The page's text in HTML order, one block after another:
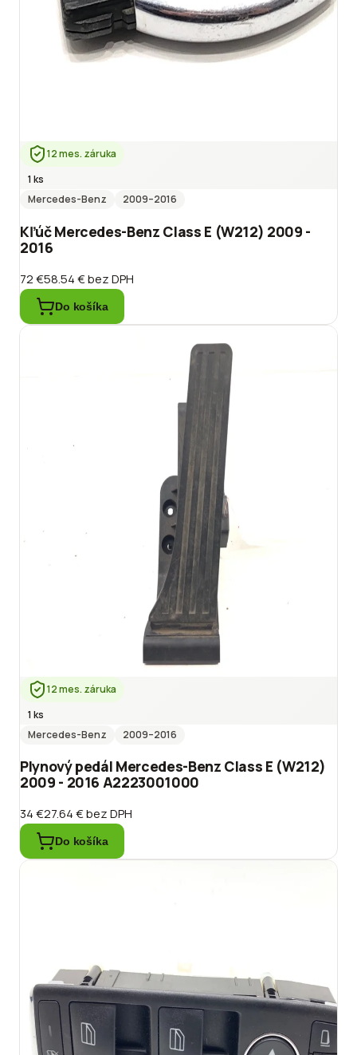
12 mes. záruka
1 ks
Mercedes-Benz
2009–2016
Kľúč Mercedes-Benz Class E (W212) 2009 -
2016
72 €58.54 €bez DPH
Do košíka
12 mes. záruka
1 ks
Mercedes-Benz
2009–2016
Plynový pedál Mercedes-Benz Class E (W212)
2009 - 2016 A2223001000
34 €27.64 €bez DPH
Do košíka